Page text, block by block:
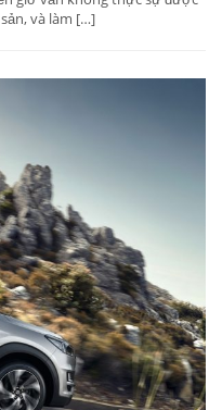
và làm […]